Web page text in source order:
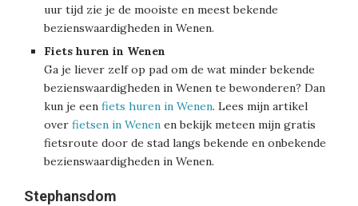
uur tijd zie je de mooiste en meest bekende
bezienswaardigheden in Wenen.
Fiets huren in Wenen
Ga je liever zelf op pad om de wat minder bekende
bezienswaardigheden in Wenen te bewonderen? Dan
kun je een fiets huren in Wenen. Lees mijn artikel
over fietsen in Wenen en bekijk meteen mijn gratis
fietsroute door de stad langs bekende en onbekende
bezienswaardigheden in Wenen.
Stephansdom